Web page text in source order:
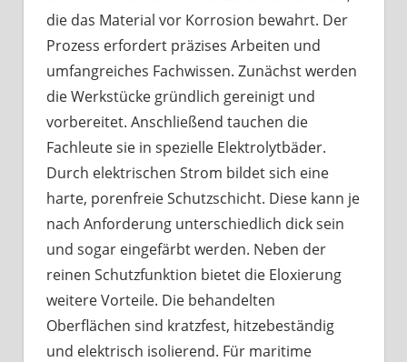
die das Material vor Korrosion bewahrt. Der
Prozess erfordert präzises Arbeiten und
umfangreiches Fachwissen. Zunächst werden
die Werkstücke gründlich gereinigt und
vorbereitet. Anschließend tauchen die
Fachleute sie in spezielle Elektrolytbäder.
Durch elektrischen Strom bildet sich eine
harte, porenfreie Schutzschicht. Diese kann je
nach Anforderung unterschiedlich dick sein
und sogar eingefärbt werden. Neben der
reinen Schutzfunktion bietet die Eloxierung
weitere Vorteile. Die behandelten
Oberflächen sind kratzfest, hitzebeständig
und elektrisch isolierend. Für maritime